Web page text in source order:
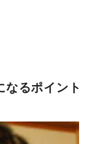
なるポイント